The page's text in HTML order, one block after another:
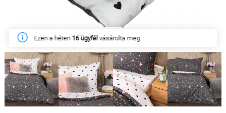
Ezen a héten 16 ügyfél vásárolta meg